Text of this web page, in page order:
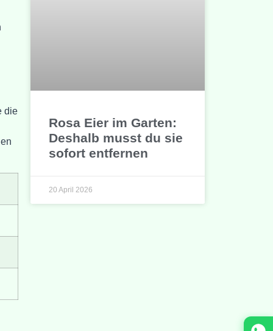
Rosa Eier im Garten:
Deshalb musst du sie
sofort entfernen
20 April 2026
die